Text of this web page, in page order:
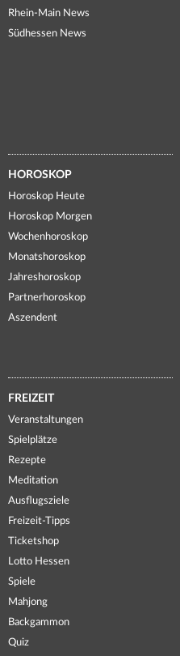
Rhein-Main News
Südhessen News
HOROSKOP
Horoskop Heute
Horoskop Morgen
Wochenhoroskop
Monatshoroskop
Jahreshoroskop
Partnerhoroskop
Aszendent
FREIZEIT
Veranstaltungen
Spielplätze
Rezepte
Meditation
Ausflugsziele
Freizeit-Tipps
Ticketshop
Lotto Hessen
Spiele
Mahjong
Backgammon
Quiz